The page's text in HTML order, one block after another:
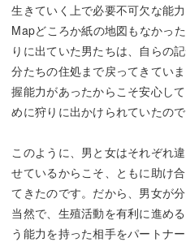
生きていく上で必要不可欠な能
Mapどころか紙の地図もなかっ
りに出ていた男たちは、自らの
分たちの住処まで戻ってきてい
握能力があったからこそ安心し
めに狩りに出かけられていたので
このように、男と女はそれぞれ
せているからこそ、ともに助け
てきたのです。だから、男女が
当然で、生殖活動を有利に進め
う能力を持った相手をパートナー